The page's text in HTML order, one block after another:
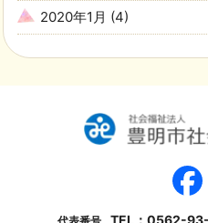
2020年1月 (4)
TEL： 0562-